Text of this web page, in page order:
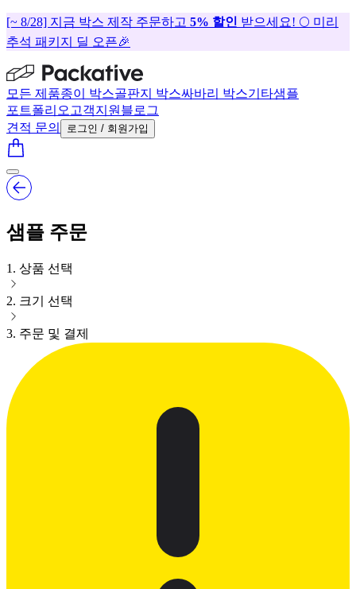
[~ 8/28] 지금 박스 제작 주문하고 5% 할인 받으세요! 🌕 미리
추석 패키지 딜 오픈🎉
모든 제품종이 박스골판지 박스싸바리 박스기타샘플
포트폴리오 고객지원 블로그
견적 문의
로그인 / 회원가입
샘플 주문
1 . 상품 선택
2. 크기 선택
3. 주문 및 결제